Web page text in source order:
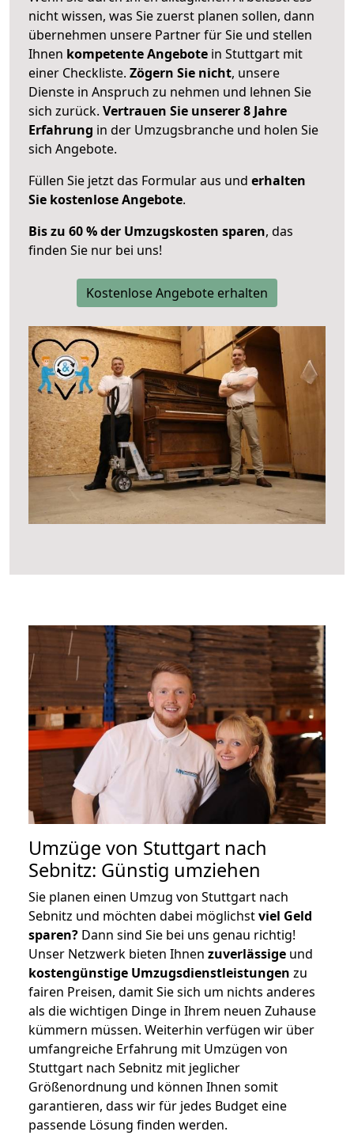
nicht wissen, was Sie zuerst planen sollen, dann
übernehmen unsere Partner für Sie und stellen
Ihnen kompetente Angebote in Stuttgart mit
einer Checkliste. Zögern Sie nicht, unsere
Dienste in Anspruch zu nehmen und lehnen Sie
sich zurück. Vertrauen Sie unserer 8 Jahre
Erfahrung in der Umzugsbranche und holen Sie
sich Angebote.
Füllen Sie jetzt das Formular aus und erhalten
Sie kostenlose Angebote.
Bis zu 60 % der Umzugskosten sparen, das
finden Sie nur bei uns!
Kostenlose Angebote erhalten
Umzüge von Stuttgart nach
Sebnitz: Günstig umziehen
Sie planen einen Umzug von Stuttgart nach
Sebnitz und möchten dabei möglichstviel Geld
sparen? Dann sind Sie bei uns genau richtig!
Unser Netzwerk bieten Ihnen zuverlässige und
kostengünstige Umzugsdienstleistungen zu
fairen Preisen, damit Sie sich um nichts anderes
als die wichtigen Dinge in Ihrem neuen Zuhause
kümmern müssen. Weiterhin verfügen wir über
umfangreiche Erfahrung mit Umzügen von
Stuttgart nach Sebnitz mit jeglicher
Größenordnung und können Ihnen somit
garantieren, dass wir für jedes Budget eine
passende Lösung finden werden.